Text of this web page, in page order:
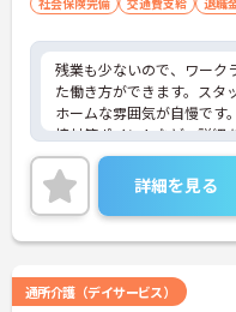
残業も少ないので、ワーク
た働き方ができます。スタ
ホームな雰囲気が自慢です
接対策ポイントなど、詳細
お気軽にご相談ください。
詳細を見る
通所介護（デイサービス）